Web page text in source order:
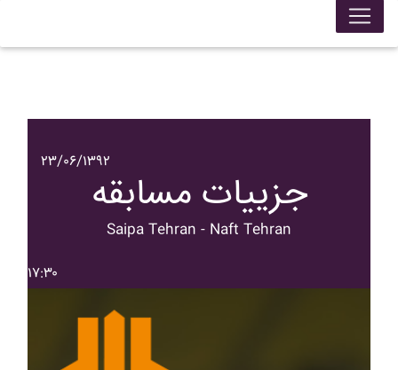
۲۳/۰۶/۱۳۹۲
جزییات مسابقه
Saipa Tehran - Naft Tehran
۱۷:۳۰